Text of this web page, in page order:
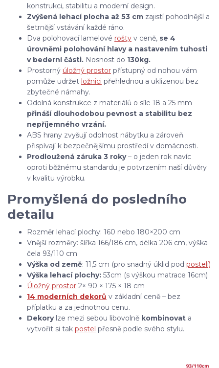
konstrukci, stabilitu a moderní design.
Zvýšená lehací plocha až 53 cm zajistí pohodlnější a
šetrnější vstávání každé ráno.
Dva polohovací lamelové rošty v ceně, se 4
úrovněmi polohování hlavy a nastavením tuhosti
v bederní části. Nosnost do 130kg.
Prostorný úložný prostor přístupný od nohou vám
pomůže udržet ložnici přehlednou a uklizenou bez
zbytečné námahy.
Odolná konstrukce z materiálů o síle 18 a 25 mm
přináší dlouhodobou pevnost a stabilitu bez
nepříjemného vrzání.
ABS hrany zvyšují odolnost nábytku a zároveň
přispívají k bezpečnějšímu prostředí v domácnosti.
Prodloužená záruka 3 roky– o jeden rok navíc
oproti běžnému standardu je potvrzením naší důvěry
v kvalitu výrobku.
Promyšlená do posledního
detailu
Rozměr lehací plochy: 160 nebo 180×200 cm
Vnější rozměry: šířka 166/186 cm, délka 206 cm, výška
čela 93/110 cm
Výška od země: 11,5 cm (pro snadný úklid pod postelí)
Výška lehací plochy: 53cm (s výškou matrace 16cm)
Úložný prostor 2× 90 × 175 × 18 cm
14 moderních dekorů v základní ceně – bez
příplatku a za jednotnou cenu.
Dekorylze mezi sebou libovolně kombinovat a
vytvořit si tak postel přesně podle svého stylu.